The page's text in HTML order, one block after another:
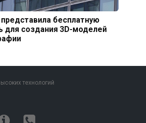
бесплатную
для создания 3D-моделей
технологий